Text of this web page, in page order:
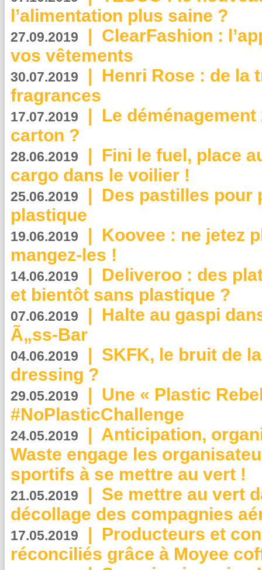
l’alimentation plus saine ?
27.09.2019 | ClearFashion :
vos vêtements
30.07.2019 | Henri Rose : de la
fragrances
17.07.2019 | Le
carton ?
28.06.2019 | Fini le fuel, place
cargo dans le voilier !
25.06.2019 | Des pastilles pour
plastique
19.06.2019 | Koovee : ne jetez
mangez-les !
14.06.2019 | Deliveroo : des
et bientôt sans plastique ?
07.06.2019 | Halte au gaspi
Ã„ss-Bar
04.06.2019 | SKFK, le bruit de
dressing ?
29.05.2019 | Une « Plastic
#NoPlasticChallenge
24.05.2019 | Anticipation,
Waste engage les
sportifs à se mettre au vert !
21.05.2019 | Se mettre au vert
décollage des compagnies
17.05.2019 | Producteurs et
réconciliés grâce à Moyee